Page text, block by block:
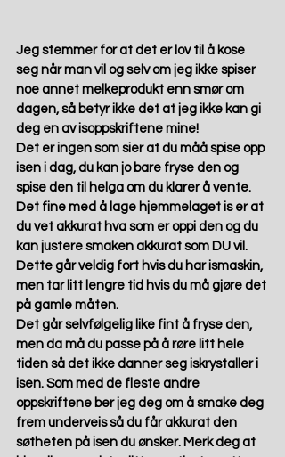
Jeg stemmer for at det er lov til å kose
seg når man vil og selv om jeg ikke spiser
noe annet melkeprodukt enn smør om
dagen, så betyr ikke det at jeg ikke kan gi
deg en av isoppskriftene mine!
Det er ingen som sier at du måå spise opp
isen i dag, du kan jo bare fryse den og
spise den til helga om du klarer å vente.
Det fine med å lage hjemmelaget is er at
du vet akkurat hva som er oppi den og du
kan justere smaken akkurat som DU vil.
Dette går veldig fort hvis du har ismaskin,
men tar litt lengre tid hvis du må gjøre det
på gamle måten.
Det går selvfølgelig like fint å fryse den,
men da må du passe på å røre litt hele
tiden så det ikke danner seg iskrystaller i
isen. Som med de fleste andre
oppskriftene ber jeg deg om å smake deg
frem underveis så du får akkurat den
søtheten på isen du ønsker. Merk deg at